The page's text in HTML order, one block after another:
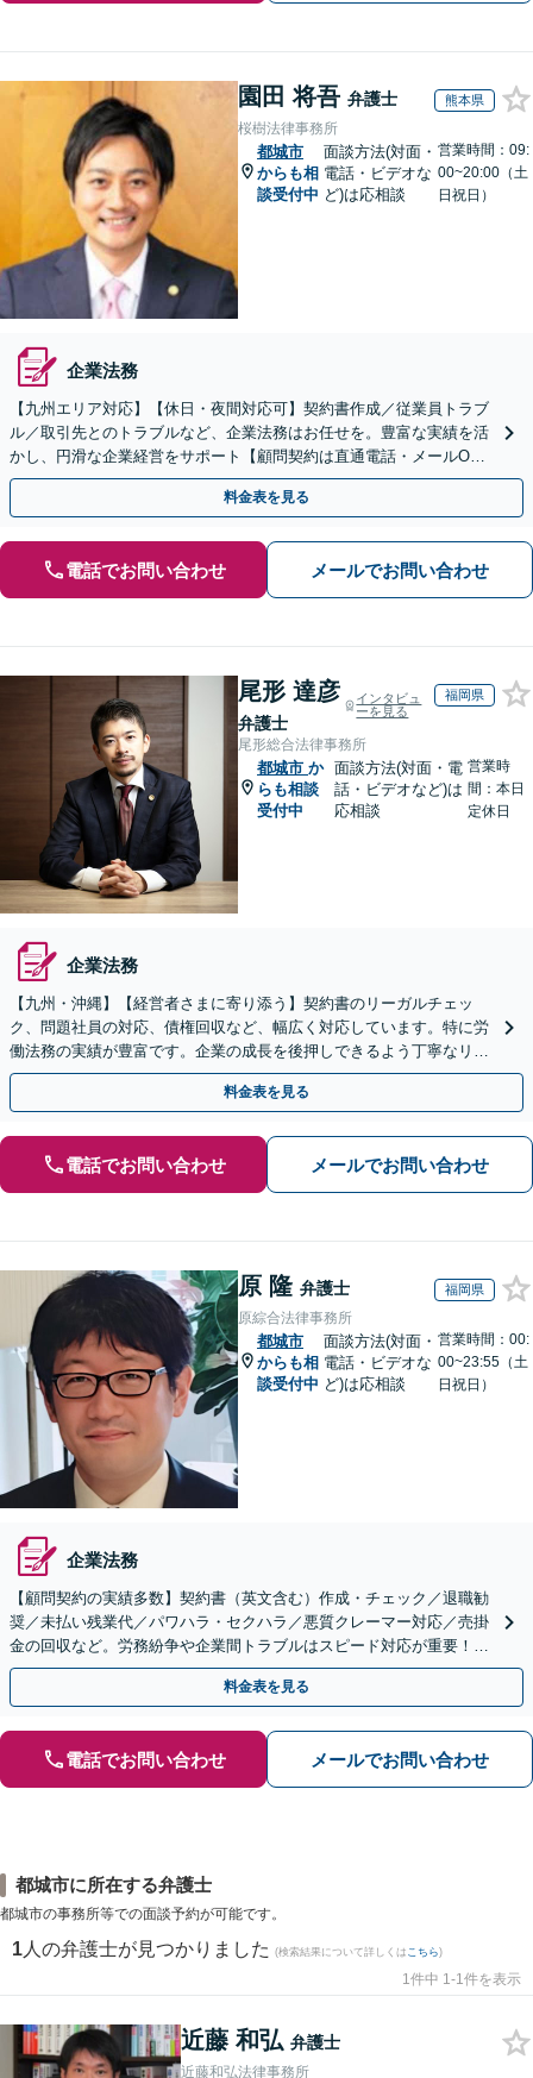
園田 将吾 弁護士 熊本県
桜樹法律事務所
都城市
からも相
談受付中
面談方法(対面・
電話・ビデオな
ど)は応相談
営業時間：09:
00~20:00（土
日祝日）
企業法務
【九州エリア対応】【休日・夜間対応可】契約書作成／従業員トラブ
ル／取引先とのトラブルなど、企業法務はお任せを。豊富な実績を活
かし、円滑な企業経営をサポート【顧問契約は直通電話・メールO
K】【不動産・介護業界に精通】手ごろなな料金プランあり
料金表を見る
電話でお問い合わせ メールでお問い合わせ
尾形 達彦
弁護士
インタビュ
ーを見る
福岡県
尾形総合法律事務所
都城市 か
らも相談
受付中
面談方法(対面・電
話・ビデオなど)は
応相談
営業時
間：本日
定休日
企業法務
【九州・沖縄】【経営者さまに寄り添う】契約書のリーガルチェッ
ク、問題社員の対応、債権回収など、幅広く対応しています。特に労
働法務の実績が豊富です。企業の成長を後押しできるよう丁寧なリー
ガルサービスを提供いたします。
料金表を見る
電話でお問い合わせ メールでお問い合わせ
原 隆 弁護士 福岡県
原綜合法律事務所
都城市
からも相
談受付中
面談方法(対面・
電話・ビデオな
ど)は応相談
営業時間：00:
00~23:55（土
日祝日）
企業法務
【顧問契約の実績多数】契約書（英文含む）作成・チェック／退職勧
奨／未払い残業代／パワハラ・セクハラ／悪質クレーマー対応／売掛
金の回収など。労務紛争や企業間トラブルはスピード対応が重要！ビ
ジネスを発展させるために全力でサポートします。
料金表を見る
電話でお問い合わせ メールでお問い合わせ
都城市に所在する弁護士
都城市の事務所等での面談予約が可能です。
1 人の弁護士が見つかりました (検索結果について詳しくは こちら)
1件中 1-1件を表示
近藤 和弘 弁護士
近藤和弘法律事務所